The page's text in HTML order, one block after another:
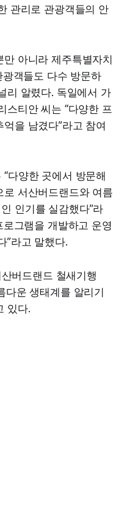
관리로 관광객들의 안
아니라 제주특별자치
객들도 다수 방문하
리 알렸다. 독일에서 가
스티안 씨는 “다양한 프
을 남겼다”라고 참여
다양한 곳에서 방문해
서산버드랜드와 여름
인기를 실감했다”라
그램을 개발하고 운영
”라고 말했다.
버드랜드 철새기행
다운 생태계를 알리기
있다.